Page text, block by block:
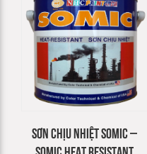
SƠN CHỊU NHIỆT SOMIC –